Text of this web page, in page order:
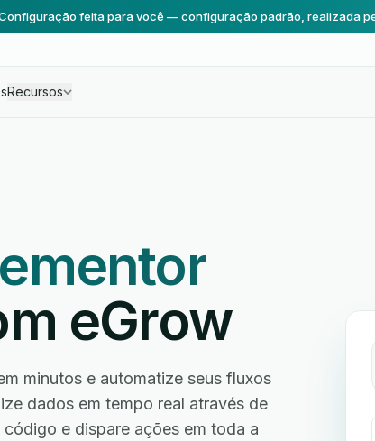
feita para você — configuração padrão, realizada
Recursos
eGrow
minutos e automatize seus fluxos
dados em tempo real através de
e dispare ações em toda a